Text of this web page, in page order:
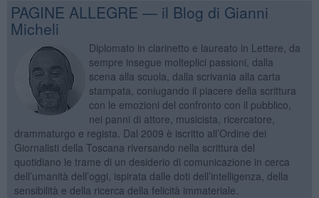
PAGINE ALLEGRE — il Blog di Gianni
Micheli
Diplomato in clarinetto e laureato in Lettere, da
sempre insegue molteplici passioni, dalla
scena alla scuola, dalla scrivania alla carta
stampata, coniugando il piacere della scrittura
con le emozioni del confronto con il pubblico,
nei panni di attore, musicista, ricercatore,
drammaturgo e regista. Dal 2009 è iscritto all’Ordine dei
Giornalisti della Toscana riversando nella scrittura del
quotidiano le trame di un desiderio di comunicazione in cerca
dell’umanità dell’oggi, ispirata dalle doti dell’intelligenza, della
sensibilità e della ricerca della felicità immateriale.